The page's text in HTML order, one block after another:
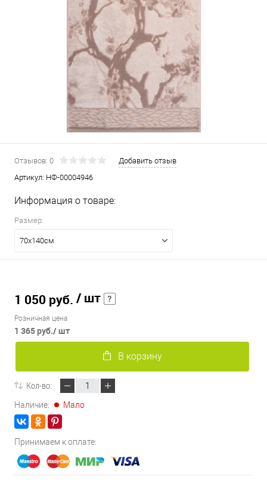
Отзывов: 0
Добавить отзыв
Артикул: НФ-00004946
Информация о товаре:
Размер:
70х140см
1 050 руб. / шт
Розничная цена
1 365 руб./ шт
В корзину
Кол-во:
Наличие: Мало
Принимаем к оплате: